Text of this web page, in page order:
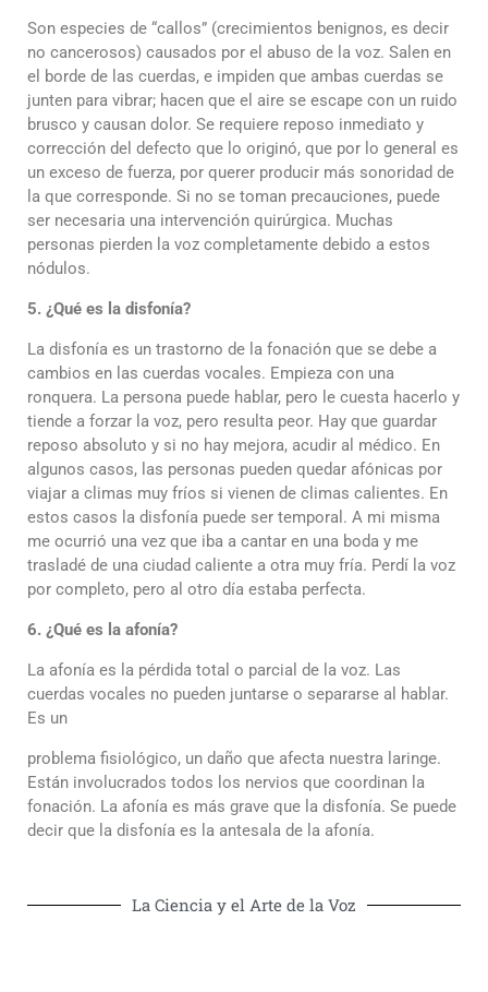
Son especies de “callos” (crecimientos benignos, es decir
no cancerosos) causados por el abuso de la voz. Salen en
el borde de las cuerdas, e impiden que ambas cuerdas se
junten para vibrar; hacen que el aire se escape con un ruido
brusco y causan dolor. Se requiere reposo inmediato y
corrección del defecto que lo originó, que por lo general es
un exceso de fuerza, por querer producir más sonoridad de
la que corresponde. Si no se toman precauciones, puede
ser necesaria una intervención quirúrgica. Muchas
personas pierden la voz completamente debido a estos
nódulos.
5. ¿Qué es la disfonía?
La disfonía es un trastorno de la fonación que se debe a
cambios en las cuerdas vocales. Empieza con una
ronquera. La persona puede hablar, pero le cuesta hacerlo y
tiende a forzar la voz, pero resulta peor. Hay que guardar
reposo absoluto y si no hay mejora, acudir al médico. En
algunos casos, las personas pueden quedar afónicas por
viajar a climas muy fríos si vienen de climas calientes. En
estos casos la disfonía puede ser temporal. A mi misma
me ocurrió una vez que iba a cantar en una boda y me
trasladé de una ciudad caliente a otra muy fría. Perdí la voz
por completo, pero al otro día estaba perfecta.
6. ¿Qué es la afonía?
La afonía es la pérdida total o parcial de la voz. Las
cuerdas vocales no pueden juntarse o separarse al hablar.
Es un
problema fisiológico, un daño que afecta nuestra laringe.
Están involucrados todos los nervios que coordinan la
fonación. La afonía es más grave que la disfonía. Se puede
decir que la disfonía es la antesala de la afonía.
La Ciencia y el Arte de la Voz